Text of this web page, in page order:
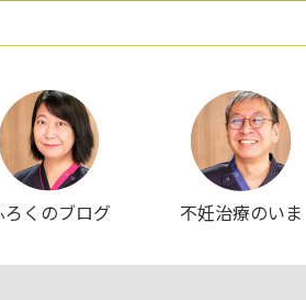
ろくのブログ 不妊治療のいま